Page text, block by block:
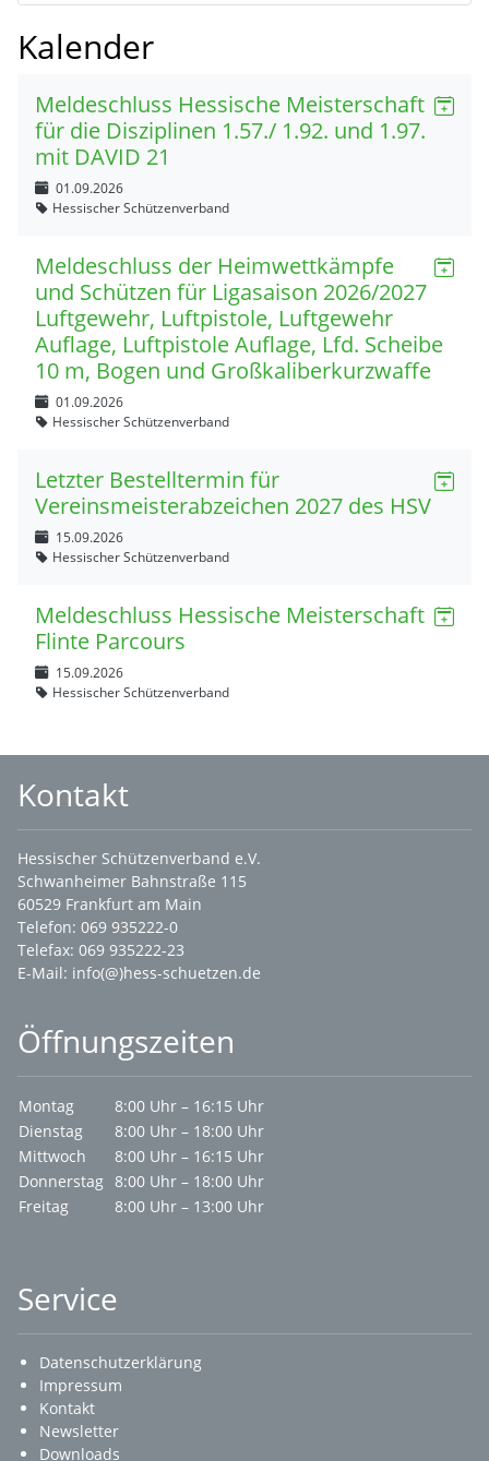
Kalender
Meldeschluss Hessische Meisterschaft
für die Disziplinen 1.57./ 1.92. und 1.97.
mit DAVID 21
01.09.2026
Hessischer Schützenverband
Meldeschluss der Heimwettkämpfe
und Schützen für Ligasaison 2026/2027
Luftgewehr, Luftpistole, Luftgewehr
Auflage, Luftpistole Auflage, Lfd. Scheibe
10 m, Bogen und Großkaliberkurzwaffe
01.09.2026
Hessischer Schützenverband
Letzter Bestelltermin für
Vereinsmeisterabzeichen 2027 des HSV
15.09.2026
Hessischer Schützenverband
Meldeschluss Hessische Meisterschaft
Flinte Parcours
15.09.2026
Hessischer Schützenverband
Kontakt
Hessischer Schützenverband e.V.
Schwanheimer Bahnstraße 115
60529 Frankfurt am Main
Telefon: 069 935222-0
Telefax: 069 935222-23
E-Mail: info(@)hess-schuetzen.de
Öffnungszeiten
Montag
8:00 Uhr – 16:15 Uhr
Dienstag
8:00 Uhr – 18:00 Uhr
Mittwoch
8:00 Uhr – 16:15 Uhr
Donnerstag 8:00 Uhr – 18:00 Uhr
Freitag
8:00 Uhr – 13:00 Uhr
Service
Datenschutzerklärung
Impressum
Kontakt
Newsletter
Downloads